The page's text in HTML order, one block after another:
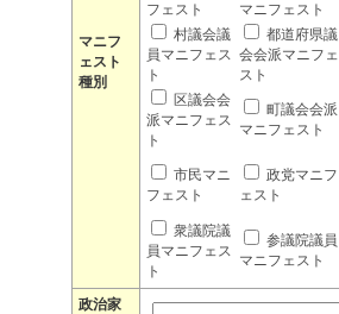
マニフ
ェスト
種別
フェスト
マニフェスト
村議会議
員マニフェス
ト
都道府県議
会会派マニフェ
スト
区議会会
派マニフェス
ト
町議会会派
マニフェスト
市民マニ
フェスト
政党マニフ
ェスト
衆議院議
員マニフェス
ト
参議院議員
マニフェスト
政治家